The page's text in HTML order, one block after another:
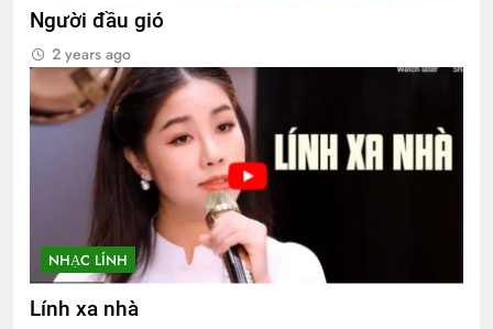
Người đầu gió
2 years ago
NHẠC LÍNH
Lính xa nhà